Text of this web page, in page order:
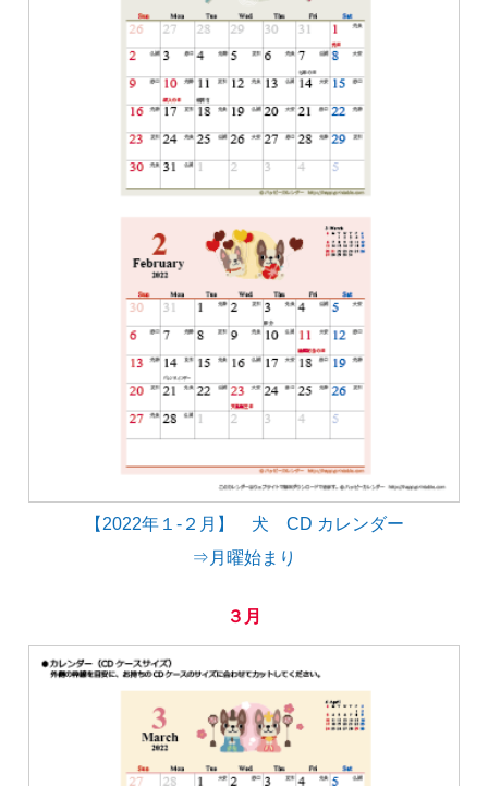
【2022年１-２月】 犬 CD カレンダー
⇒月曜始まり
３月